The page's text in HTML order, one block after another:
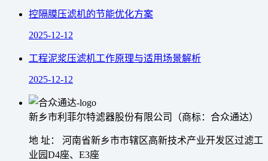
控隔膜压滤机的节能优化方案
2025-12-12
工程泥浆压滤机工作原理与适用场景解析
2025-12-12
新乡市利菲尔特滤器股份有限公司（商标：合众通达）
地 址： 河南省新乡市市辖区高新技术产业开发区过滤工
业园D4座、E3座